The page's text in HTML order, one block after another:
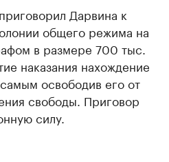
Дарвина к
общего режима на
в размере 700 тыс.
наказания нахождение
освободив его от
свободы. Приговор
силу.